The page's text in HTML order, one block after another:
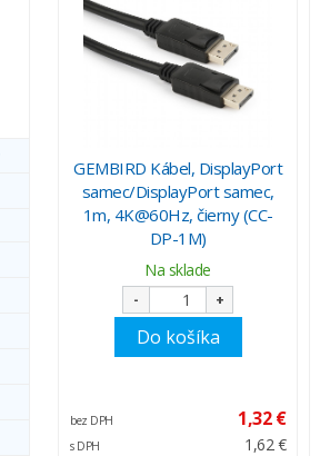
GEMBIRD Kábel, DisplayPort
samec/DisplayPort samec,
1m, 4K@60Hz, čierny (CC-
DP-1M)
Na sklade
- +
Do košíka
bez DPH 1,32 €
s DPH 1,62 €